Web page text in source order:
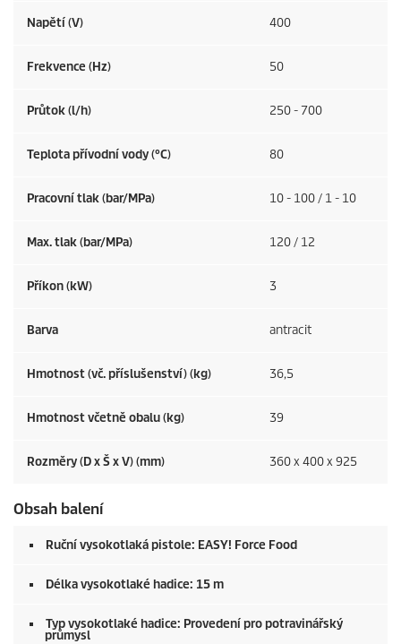
Napětí (V) 400
Frekvence (Hz) 50
Průtok (l/h) 250 - 700
Teplota přívodní vody (°C) 80
Pracovní tlak (bar/MPa) 10 - 100 / 1 - 10
Max. tlak (bar/MPa) 120 / 12
Příkon (kW) 3
Barva antracit
Hmotnost (vč. příslušenství) (kg) 36,5
Hmotnost včetně obalu (kg) 39
Rozměry (D x Š x V) (mm) 360 x 400 x 925
Obsah balení
Ruční vysokotlaká pistole: EASY! Force Food
Délka vysokotlaké hadice: 15 m
Typ vysokotlaké hadice: Provedení pro potravinářský
průmysl